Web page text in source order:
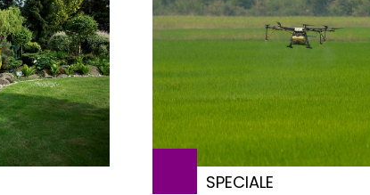
SPECIALE